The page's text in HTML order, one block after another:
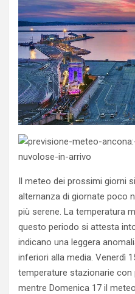
Il meteo dei prossimi giorni
alternanza di giornate poco
più serene. La temperatura
questo periodo si attesta
indicano una leggera
inferiori alla media. Venerdì
temperature stazionarie con
mentre Domenica 17 il